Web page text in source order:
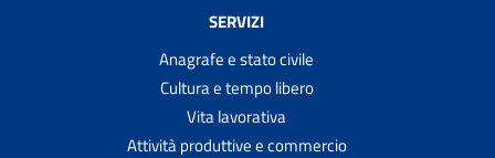
SERVIZI
Anagrafe e stato civile
Cultura e tempo libero
Vita lavorativa
Attività produttive e commercio